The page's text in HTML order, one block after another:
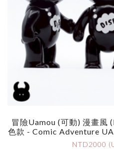
冒險Uamou (可動) 漫畫風
色款 - Comic Adventure
Rsary)
NTD2000